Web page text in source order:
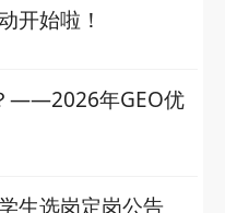
开始啦！
——2026年GEO优
生选岗定岗公告